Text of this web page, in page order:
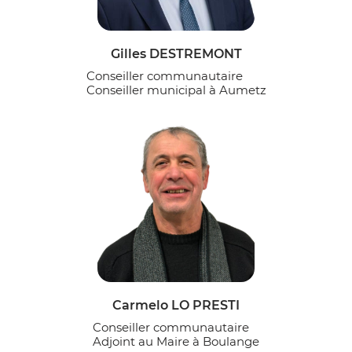
Gilles DESTREMONT
Conseiller communautaire
Conseiller municipal à Aumetz
Carmelo LO PRESTI
Conseiller communautaire
Adjoint au Maire à Boulange